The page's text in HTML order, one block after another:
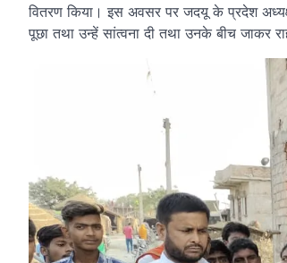
वितरण किया। इस अवसर पर जदयू के प्रदेश
पूछा तथा उन्हें सांत्वना दी तथा उनके बीच जाकर